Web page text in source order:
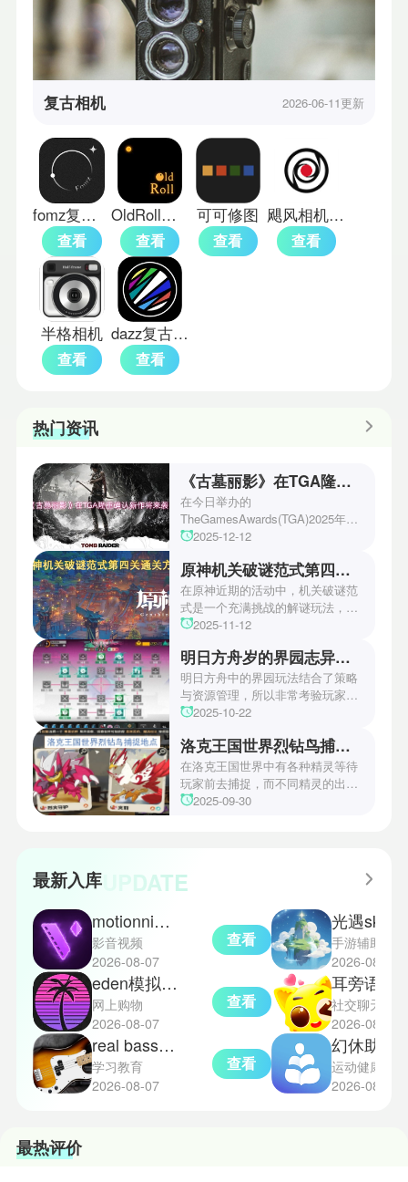
复古相机 2026-06-11更新
fomz复古相机
查看
OldRoll复古胶片相机免费版
查看
可可修图
查看
飓风相机手机版
查看
半格相机
查看
dazz复古相机
查看
热门资讯
《古墓丽影》在TGA隆重确认新作将来袭！
在今日举办的
TheGamesAwards(TGA)2025年度
游戏颁奖典礼中，古墓丽影系列公
场资讯让众多玩家们都非常期待！
本次官方也宣布游戏将于2027年登
陆PS5、Xbox以及PC平台！有兴
趣的玩家们可以继续留守鲶鱼网！
2025-12-12
原神机关破谜范式第四关通关方法
在原神近期的活动中，机关破谜范
式是一个充满挑战的解谜玩法，其
中第四关是许多玩家遇到困难的地
机关破谜范式第四关通关方法，助
玩家们能够顺利通关！有兴趣的玩
家们快来一起看看吧！
2025-11-12
明日方舟岁的界园志异攻略
明日方舟中的界园玩法结合了策略
与资源管理，所以非常考验玩家的
操作和规划能力。游戏里拥有先
丰富多样的角色体系足以满足不同
战术需求。电表倒转是界园中的核
心挑战之一，玩家需合理利用通宝
和特殊钱币进行资源转换。明日方
乐趣和探索深度，丰富了玩家的游
2025-10-22
洛克王国世界烈钻鸟捕捉地点
在洛克王国世界中有各种精灵等待
玩家前去捕捉，而不同精灵的出现
地点和捕捉方式也各不相同。有少
2025-09-30
最新入库UPDATE
motionninja中文版
影音视频
2026-08-07
查看
eden模拟器正式版
网上购物
2026-08-07
查看
real bass电贝司吉他
学习教育
2026-08-07
查看
手游辅助
2026-08-07
耳旁语音
社交聊天
2026-08-07
幻休助眠
运动健康
2026-08-07
最热评价